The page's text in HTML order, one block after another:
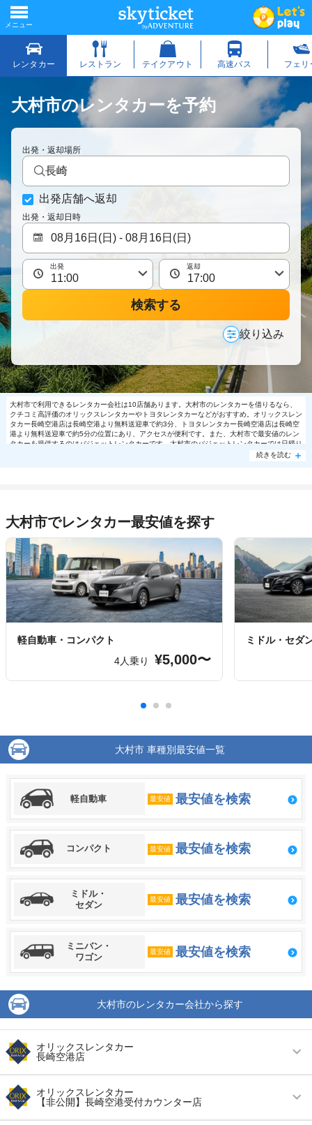
大村市のレンタカーを予約
出発・返却場所
長崎
出発店舗へ返却
出発・返却日時
出発 返却
検索する
絞り込み
大村市で利用できるレンタカー会社は10店舗あります。大村市のレンタカーを借りるなら、
クチコミ高評価のオリックスレンタカーやトヨタレンタカーなどがおすすめ。オリックスレン
タカー長崎空港店は長崎空港より無料送迎車で約3分、トヨタレンタカー長崎空港店は長崎空
港より無料送迎車で約5分の位置にあり、アクセスが便利です。また、大村市で最安値のレン
タカーを提供するのはバジェットレンタカーです。大村市のバジェットレンタカーでは日帰り
利用で軽自動車5000円～の格安で利用できます。大村市で大人気の格安レンタカーは売り切
続きを読む
大村市でレンタカー最安値を探す
軽自動車・コンパクト
4人乗り
¥5,000〜
ミドル・セダ
大村市 車種別最安値一覧
軽自動車 最安値 最安値を検索
コンパクト 最安値 最安値を検索
ミドル・
セダン
最安値 最安値を検索
ミニバン・
ワゴン
最安値 最安値を検索
大村市のレンタカー会社から探す
オリックスレンタカー
長崎空港店
営業時間 毎日 09:00 ～ 20:00
アクセス 長崎空港より無料送迎車で約3分
オリックスレンタカー
【非公開】長崎空港受付カウンター店